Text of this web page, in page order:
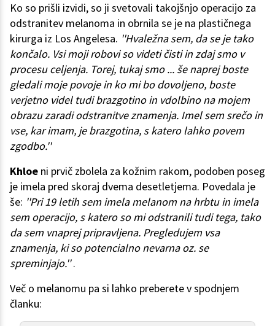
Ko so prišli izvidi, so ji svetovali takojšnjo operacijo za
odstranitev melanoma in obrnila se je na plastičnega
kirurga iz Los Angelesa. ''Hvaležna sem, da se je tako
končalo. Vsi moji robovi so videti čisti in zdaj smo v
procesu celjenja. Torej, tukaj smo ... še naprej boste
gledali moje povoje in ko mi bo dovoljeno, boste
verjetno videl tudi brazgotino in vdolbino na mojem
obrazu zaradi odstranitve znamenja. Imel sem srečo in
vse, kar imam, je brazgotina, s katero lahko povem
zgodbo.''
Khloe ni prvič zbolela za kožnim rakom, podoben poseg
je imela pred skoraj dvema desetletjema. Povedala je
še: ''Pri 19 letih sem imela melanom na hrbtu in imela
sem operacijo, s katero so mi odstranili tudi tega, tako
da sem vnaprej pripravljena. Pregledujem vsa
znamenja, ki so potencialno nevarna oz. se
spreminjajo.''.
Več o melanomu pa si lahko preberete v spodnjem
članku: